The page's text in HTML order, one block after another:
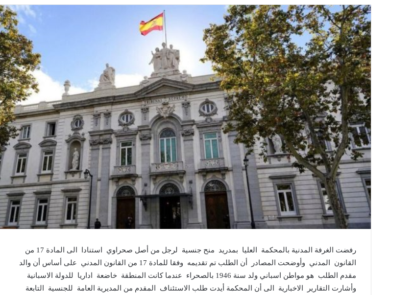
رفضت الغرفة المدنية بالمحكمة العليا بمدريد منح جنسية لرجل من أصل صحراوي استنادا الى المادة 17 من
القانون المدني وأوضحت المصادر أن الطلب تم تقديمه وفقا للمادة 17 من القانون المدني على أساس أن والد
مقدم الطلب هو مواطن اسباني ولد سنة 1946 بالصحراء عندما كانت المنطقة خاضعة اداريا للدولة الاسبانية
وأشارت التقارير الاخبارية الى أن المحكمة أيدت طلب الاستئناف المقدم من المديرية العامة للجنسية التابعة